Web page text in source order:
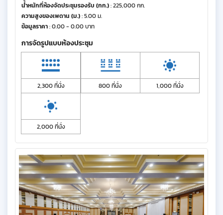
น้ำหนักที่ห้องจัดประชุมรองรับ (กก.): 225,000 กก.
ความสูงของเพดาน (ม.): 5.00 ม.
ข้อมูลราคา: 0.00 - 0.00 บาท
การจัดรูปแบบห้องประชุม
2,300 ที่นั่ง 800 ที่นั่ง 1,000 ที่นั่ง
2,000 ที่นั่ง